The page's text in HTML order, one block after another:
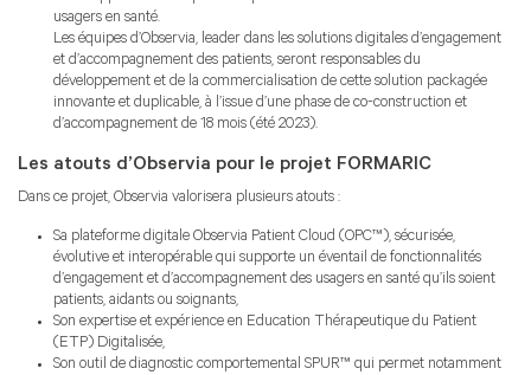
usagers en santé.
Les équipes d’Observia, leader dans les solutions digitales d’engagement
et d’accompagnement des patients, seront responsables du
développement et de la commercialisation de cette solution packagée
innovante et duplicable, à l’issue d’une phase de co-construction et
d’accompagnement de 18 mois (été 2023).
Les atouts d’Observia pour le projet FORMARIC
Dans ce projet, Observia valorisera plusieurs atouts :
Sa plateforme digitale Observia Patient Cloud (OPC™), sécurisée,
évolutive et interopérable qui supporte un éventail de fonctionnalités
d’engagement et d’accompagnement des usagers en santé qu’ils soient
patients, aidants ou soignants,
Son expertise et expérience en Education Thérapeutique du Patient
(ETP) Digitalisée,
Son outil de diagnostic comportemental SPUR™ qui permet notamment